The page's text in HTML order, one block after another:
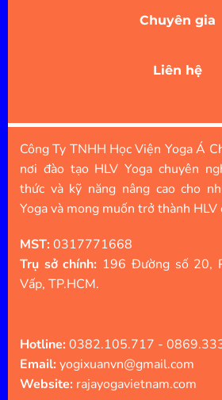
Chuyên gia
Liên hệ
Công Ty TNHH Học Viện Yoga Á
nơi đào tạo HLV Yoga chuyên
thức và kỹ năng nâng cao cho
Yoga và mong muốn trở thành HLV
MST:0317771668
Trụ sở chính: 196 Đường số 20,
Vấp, TP.HCM.
Hotline:0382.105.717 -
Email:yogixuanvn@gmail.com
Website: rajayogavietnam.com